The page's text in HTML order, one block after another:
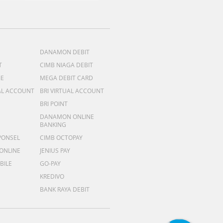
DANAMON DEBIT
CIMB NIAGA DEBIT
MEGA DEBIT CARD
ACCOUNT
BRI VIRTUAL ACCOUNT
BRI POINT
DANAMON ONLINE
BANKING
CIMB OCTOPAY
JENIUS PAY
GO-PAY
KREDIVO
BANK RAYA DEBIT